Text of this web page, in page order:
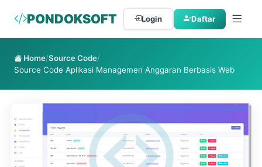
PONDOKSOFT Login Daftar
Home/Source Code/
Source Code Aplikasi Managemen Anggaran Berbasis Web